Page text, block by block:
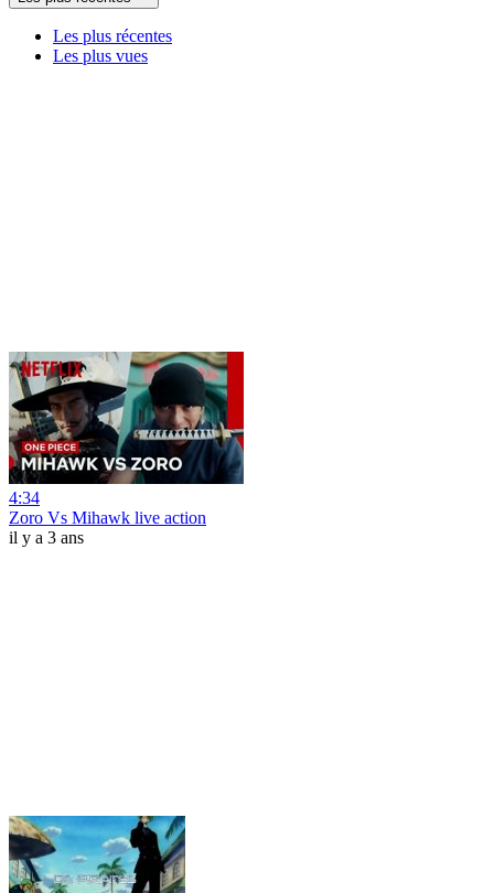
Les plus récentes
Les plus vues
4:34
Zoro Vs Mihawk live action
il y a 3 ans